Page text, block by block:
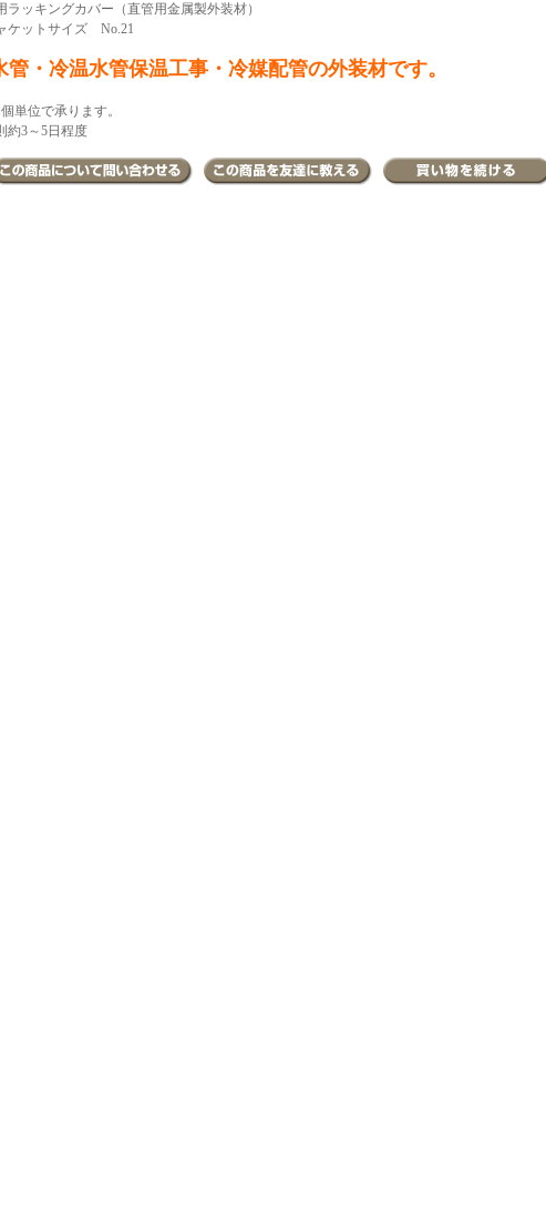
ラッキングカバー（直管用金属製外装材）
ケットサイズ No.21
管・冷温水管保温工事・冷媒配管の外装材です。
単位で承ります。
約3～5日程度